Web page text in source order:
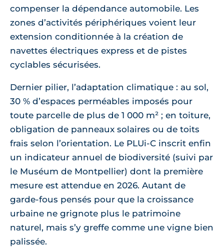
compenser la dépendance automobile. Les
zones d’activités périphériques voient leur
extension conditionnée à la création de
navettes électriques express et de pistes
cyclables sécurisées.
Dernier pilier, l’adaptation climatique : au sol,
30 % d’espaces perméables imposés pour
toute parcelle de plus de 1 000 m² ; en toiture,
obligation de panneaux solaires ou de toits
frais selon l’orientation. Le PLUi-C inscrit enfin
un indicateur annuel de biodiversité (suivi par
le Muséum de Montpellier) dont la première
mesure est attendue en 2026. Autant de
garde-fous pensés pour que la croissance
urbaine ne grignote plus le patrimoine
naturel, mais s’y greffe comme une vigne bien
palissée.